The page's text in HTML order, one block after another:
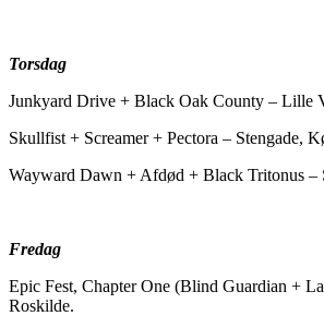
Torsdag
Junkyard Drive + Black Oak County – Lille
Skullfist + Screamer + Pectora – Stengade,
Wayward Dawn + Afdød + Black Tritonus –
Fredag
Epic Fest, Chapter One (Blind Guardian +
Roskilde.